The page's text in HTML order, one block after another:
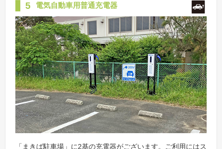
5 電気自動車用普通充電器
「まきば駐車場」に2基の充電器がございます。ご利用にはス